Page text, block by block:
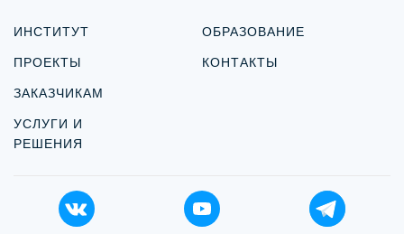
ИНСТИТУТ
ПРОЕКТЫ
ЗАКАЗЧИКАМ
УСЛУГИ И
РЕШЕНИЯ
ОБРАЗОВАНИЕ
КОНТАКТЫ